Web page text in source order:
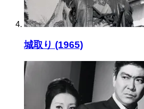
城取り (1965)